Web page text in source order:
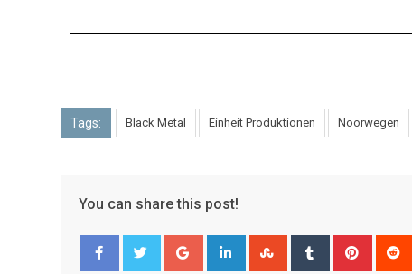
Tags: Black Metal Einheit Produktionen Noorwegen
You can share this post!